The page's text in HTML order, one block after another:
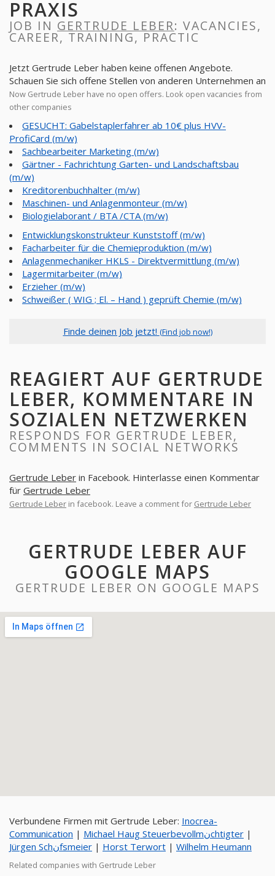
PRAXIS
JOB IN GERTRUDE LEBER: VACANCIES,
CAREER, TRAINING, PRACTIC
Jetzt Gertrude Leber haben keine offenen Angebote.
Schauen Sie sich offene Stellen von anderen Unternehmen an
Now Gertrude Leber have no open offers. Look open vacancies from
other companies
GESUCHT: Gabelstaplerfahrer ab 10€ plus HVV-
ProfiCard (m/w)
Sachbearbeiter Marketing (m/w)
Gärtner - Fachrichtung Garten- und Landschaftsbau
(m/w)
Kreditorenbuchhalter (m/w)
Maschinen- und Anlagenmonteur (m/w)
Biologielaborant / BTA /CTA (m/w)
Entwicklungskonstrukteur Kunststoff (m/w)
Facharbeiter für die Chemieproduktion (m/w)
Anlagenmechaniker HKLS - Direktvermittlung (m/w)
Lagermitarbeiter (m/w)
Erzieher (m/w)
Schweißer ( WIG ; El. – Hand ) geprüft Chemie (m/w)
Finde deinen Job jetzt! (Find job now!)
REAGIERT AUF GERTRUDE
LEBER, KOMMENTARE IN
SOZIALEN NETZWERKEN
RESPONDS FOR GERTRUDE LEBER,
COMMENTS IN SOCIAL NETWORKS
Gertrude Leber in Facebook. Hinterlasse einen Kommentar
für Gertrude Leber
Gertrude Leber in facebook. Leave a comment for Gertrude Leber
GERTRUDE LEBER AUF
GOOGLE MAPS
GERTRUDE LEBER ON GOOGLE MAPS
Verbundene Firmen mit Gertrude Leber: Inocrea-
Communication | Michael Haug Steuerbevollmنchtigter |
Jürgen Schنfsmeier | Horst Terwort | Wilhelm Heumann
Related companies with Gertrude Leber